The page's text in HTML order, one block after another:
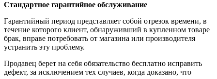
Стандартное гарантийное обслуживание
Гарантийный период представляет собой отрезок времени, в
течение которого клиент, обнаруживший в купленном товаре
брак, вправе потребовать от магазина или производителя
устранить эту проблему.
Продавец берет на себя обязательство бесплатно исправить
дефект, за исключением тех случаев, когда доказано, что